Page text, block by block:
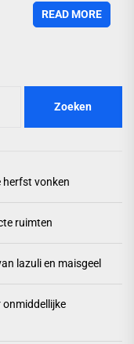
READ MORE
herfst vonken
ruimten
lazuli en maisgeel
onmiddellijke